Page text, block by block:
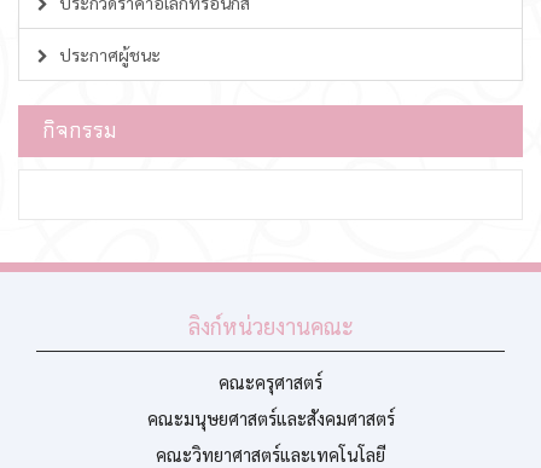
ประกาศผู้ชนะ
กิจกรรม
ลิงก์หน่วยงานคณะ
คณะครุศาสตร์
คณะมนุษยศาสตร์และสังคมศาสตร์
คณะวิทยาศาสตร์และเทคโนโลยี